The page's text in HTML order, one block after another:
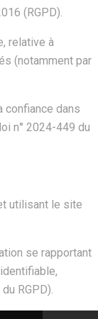
(RGPD).
relative à
(notamment par
confiance dans
n° 2024-449 du
utilisant le site
se rapportant
RGPD).